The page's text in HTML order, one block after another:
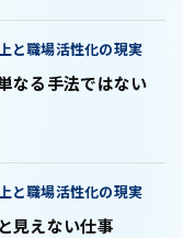
る手法ではない
と職場活性化の現実
見えない仕事
と職場活性化の現実